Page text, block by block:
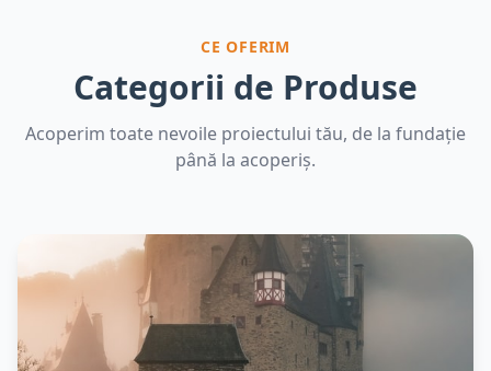
CE OFERIM
Categorii de Produse
Acoperim toate nevoile proiectului tău, de la fundație
până la acoperiș.